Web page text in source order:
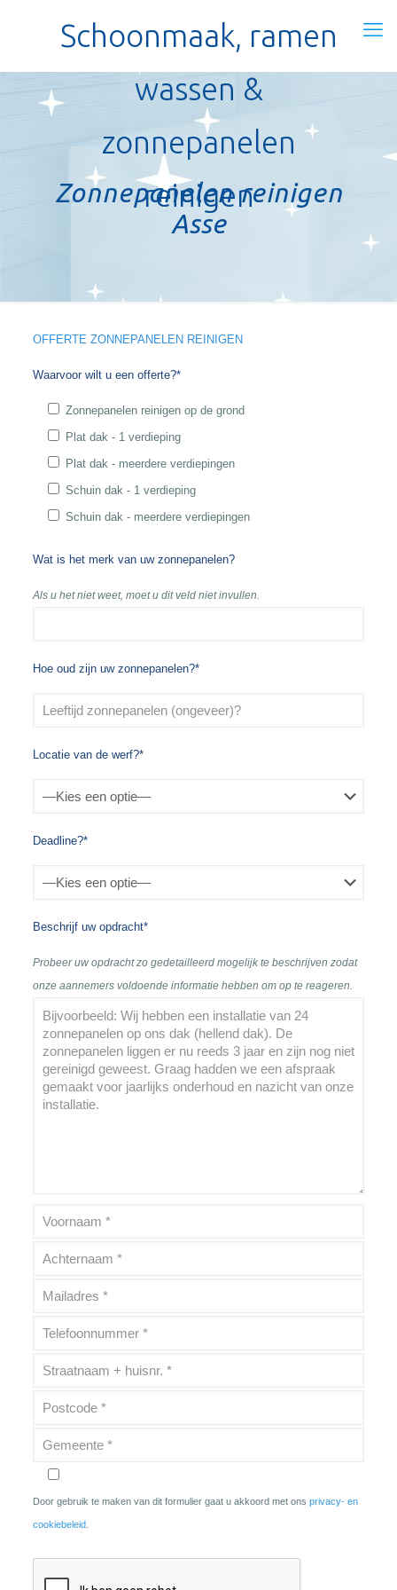
Schoonmaak, ramen
wassen &
zonnepanelen
reinigen
Zonnepanelen reinigen
Asse
OFFERTE ZONNEPANELEN REINIGEN
Waarvoor wilt u een offerte?*
Zonnepanelen reinigen op de grond
Plat dak - 1 verdieping
Plat dak - meerdere verdiepingen
Schuin dak - 1 verdieping
Schuin dak - meerdere verdiepingen
Wat is het merk van uw zonnepanelen?
Als u het niet weet, moet u dit veld niet invullen.
Hoe oud zijn uw zonnepanelen?*
Locatie van de werf?*
Deadline?*
Beschrijf uw opdracht*
Probeer uw opdracht zo gedetailleerd mogelijk te beschrijven zodat
onze aannemers voldoende informatie hebben om op te reageren.
Door gebruik te maken van dit formulier gaat u akkoord met ons privacy- en
cookiebeleid.